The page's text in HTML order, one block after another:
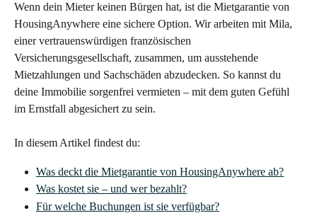
Wenn dein Mieter keinen Bürgen hat, ist die Mietgarantie von
HousingAnywhere eine sichere Option. Wir arbeiten mit Mila,
einer vertrauenswürdigen französischen
Versicherungsgesellschaft, zusammen, um ausstehende
Mietzahlungen und Sachschäden abzudecken. So kannst du
deine Immobilie sorgenfrei vermieten – mit dem guten Gefühl
im Ernstfall abgesichert zu sein.
In diesem Artikel findest du:
Was deckt die Mietgarantie von HousingAnywhere ab?
Was kostet sie – und wer bezahlt?
Für welche Buchungen ist sie verfügbar?